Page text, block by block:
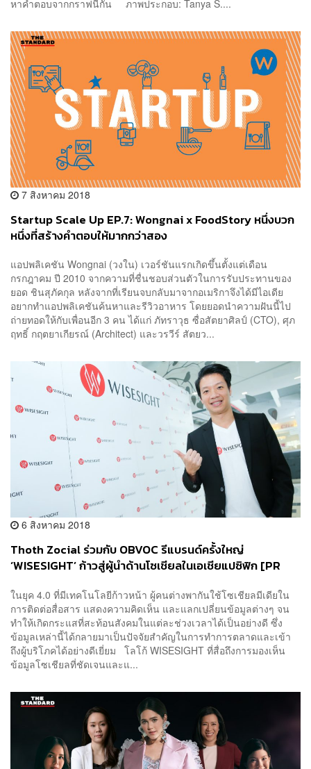
หาคำตอบจากกราฟนี้กัน ภาพประกอบ: Tanya S....
7 สิงหาคม 2018
Startup Scale Up EP.7: Wongnai x FoodStory หนึ่งบวก
หนึ่งที่สร้างคำตอบให้มากกว่าสอง
แอปพลิเคชัน Wongnai (วงใน) เวอร์ชันแรกเกิดขึ้นตั้งแต่เดือน
กรกฎาคม ปี 2010 จากความที่ชื่นชอบส่วนตัวในการรับประทานของ
ยอด ชินสุภัคกุล หลังจากที่เรียนจบกลับมาจากอเมริกาจึงได้มีไอเดีย
อยากทำแอปพลิเคชันค้นหาและรีวิวอาหาร โดยยอดนำความฝันนี้ไป
ถ่ายทอดให้กับเพื่อนอีก 3 คน ได้แก่ ภัทราวุธ ซื่อสัตยาศิลป์ (CTO), ศุภ
ฤทธิ์ กฤตยาเกียรณ์ (Architect) และวรวีร์ สัตยว...
6 สิงหาคม 2018
Thoth Zocial ร่วมกับ OBVOC รีแบรนด์ครั้งใหญ่
‘WISESIGHT’ ก้าวสู่ผู้นำด้านโซเชียลในเอเชียแปซิฟิก [PR
ในยุค 4.0 ที่มีเทคโนโลยีก้าวหน้า ผู้คนต่างพากันใช้โซเชียลมีเดียใน
การติดต่อสื่อสาร แสดงความคิดเห็น และแลกเปลี่ยนข้อมูลต่างๆ จน
ทำให้เกิดกระแสที่สะท้อนสังคมในแต่ละช่วงเวลาได้เป็นอย่างดี ซึ่ง
ข้อมูลเหล่านี้ได้กลายมาเป็นปัจจัยสำคัญในการทำการตลาดและเข้า
ถึงผู้บริโภคได้อย่างดีเยี่ยม โลโก้ WISESIGHT ที่สื่อถึงการมองเห็น
ข้อมูลโซเชียลที่ชัดเจนและแ...